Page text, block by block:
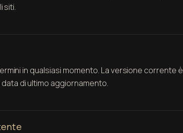
siti.
in qualsiasi momento. La versione corrente è
di ultimo aggiornamento.